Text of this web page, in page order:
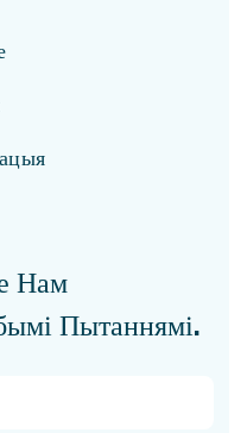
Нам
Пытаннямі.